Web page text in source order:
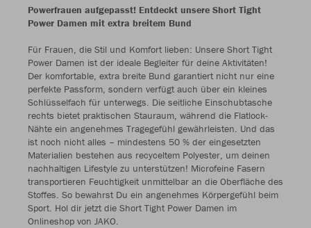
Powerfrauen aufgepasst! Entdeckt unsere Short Tight
Power Damen mit extra breitem Bund
Für Frauen, die Stil und Komfort lieben: Unsere Short Tight
Power Damen ist der ideale Begleiter für deine Aktivitäten!
Der komfortable, extra breite Bund garantiert nicht nur eine
perfekte Passform, sondern verfügt auch über ein kleines
Schlüsselfach für unterwegs. Die seitliche Einschubtasche
rechts bietet praktischen Stauraum, während die Flatlock-
Nähte ein angenehmes Tragegefühl gewährleisten. Und das
ist noch nicht alles – mindestens 50 % der eingesetzten
Materialien bestehen aus recyceltem Polyester, um deinen
nachhaltigen Lifestyle zu unterstützen! Microfeine Fasern
transportieren Feuchtigkeit unmittelbar an die Oberfläche des
Stoffes. So bewahrst Du ein angenehmes Körpergefühl beim
Sport. Hol dir jetzt die Short Tight Power Damen im
Onlineshop von JAKO.